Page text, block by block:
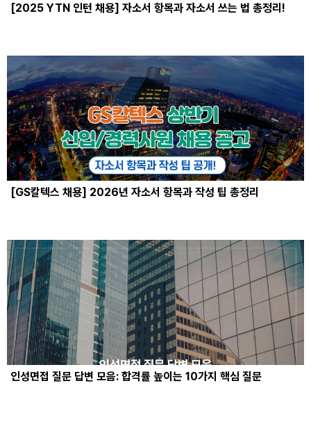
[2025 YTN 인턴 채용] 자소서 항목과 자소서 쓰는 법 총정리!
[GS칼텍스 채용] 2026년 자소서 항목과 작성 팁 총정리
인성면접 질문 답변 모음: 합격률 높이는 10가지 핵심 질문